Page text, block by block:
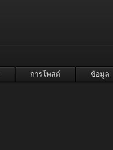
การโพสต์ ข้อมูล